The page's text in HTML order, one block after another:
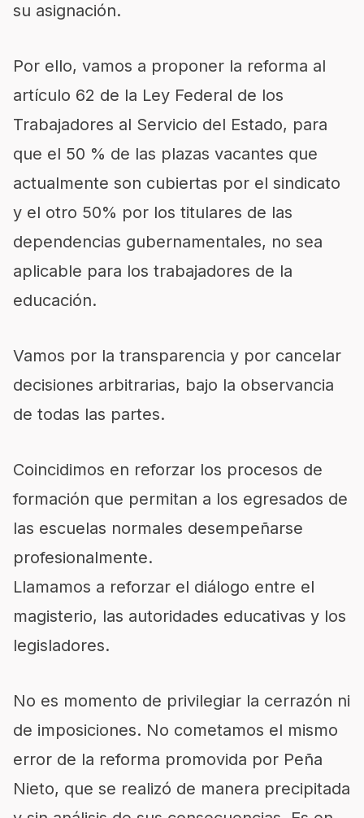
su asignación.
Por ello, vamos a proponer la reforma al
artículo 62 de la Ley Federal de los
Trabajadores al Servicio del Estado, para
que el 50 % de las plazas vacantes que
actualmente son cubiertas por el sindicato
y el otro 50% por los titulares de las
dependencias gubernamentales, no sea
aplicable para los trabajadores de la
educación.
Vamos por la transparencia y por cancelar
decisiones arbitrarias, bajo la observancia
de todas las partes.
Coincidimos en reforzar los procesos de
formación que permitan a los egresados de
las escuelas normales desempeñarse
profesionalmente.
Llamamos a reforzar el diálogo entre el
magisterio, las autoridades educativas y los
legisladores.
No es momento de privilegiar la cerrazón ni
de imposiciones. No cometamos el mismo
error de la reforma promovida por Peña
Nieto, que se realizó de manera precipitada